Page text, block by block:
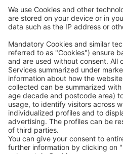
Code of Conduct
Accessibility Statement
ROWE SOCIAL
GECERTIFICEERD DOOR
WIJ ONDERSTEUNEN